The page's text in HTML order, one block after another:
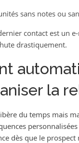
sans notes ou
contact est un
drastiquement.
la
du temps mais
dès que le